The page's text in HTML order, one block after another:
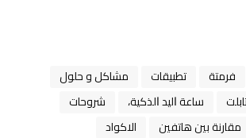
فرمتة تطبيقات
مشاكل و حلول
ﺳﺎﻋﺔ ﺍﻟﻴﺪ ﺍﻟﺬﻛﻴﺔ،
شروحات
مقارنة بين هاتفين
الاكواد